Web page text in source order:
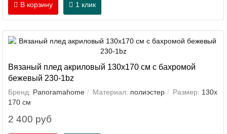
В корзину 1 клик
Вязаный плед акриловый 130х170 см с бахромой
бежевый 230-1bz
Бренд: Panoramahome Материал: полиэстер Размер: 130х
170 см
2 400 руб